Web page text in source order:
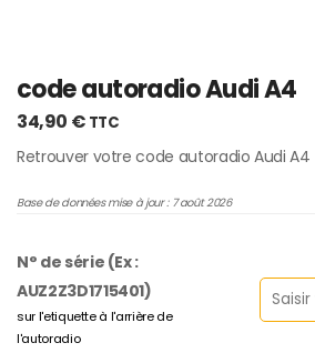
code autoradio Audi A4
34,90 € TTC
Retrouver votre code autoradio Audi A4
Base de données mise à jour : 7 août 2026
N° de série (Ex :
AUZ2Z3D1715401)
sur l'etiquette à l'arrière de
l'autoradio